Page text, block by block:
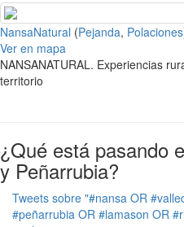
NansaNatural (Pejanda, Polaciones
Ver en mapa
NANSANATURAL. Experiencias
territorio
¿Qué está pasando
y Peñarrubia?
Tweets sobre "#nansa OR
#peñarrubia OR #lamason OR